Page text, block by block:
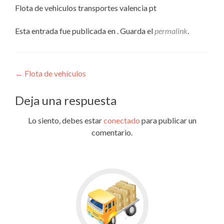
Flota de vehiculos transportes valencia pt
Esta entrada fue publicada en . Guarda elpermalink.
Navegación
de
entradas
← Flota de vehículos
Deja una respuesta
Lo siento, debes estarconectado para publicar un
comentario.
Go
to
CARGA
COMPLETA